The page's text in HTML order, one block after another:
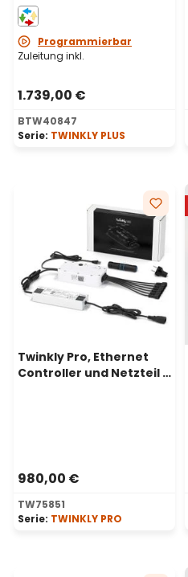
und warmweiß und WiFi
Ethernet Controller
Programmierbar
Zuleitung inkl.
1.739,00 €
BTW40847
Serie: TWINKLY PLUS
Twinkly Pro, Ethernet
Controller und Netzteil 6
980,00 €
TW75851
Serie: TWINKLY PRO